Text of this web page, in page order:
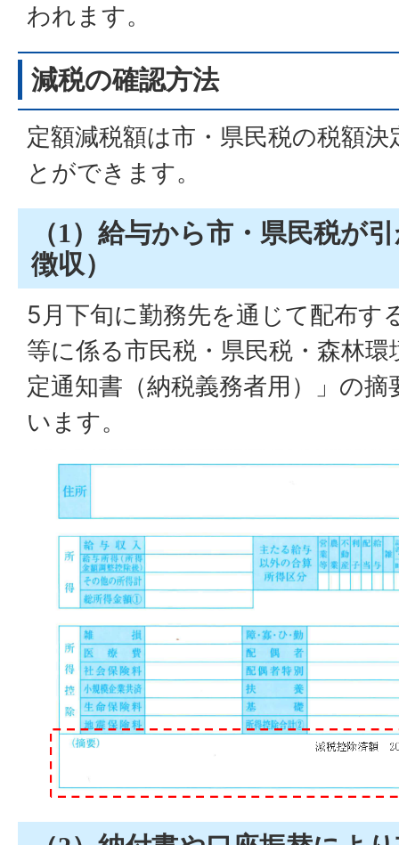
われます。
減税の確認方法
定額減税額は市・県民税の税額
とができます。
（1）給与から市・県民税が
徴収）
5月下旬に勤務先を通じて配布す
等に係る市民税・県民税・森林
定通知書（納税義務者用）」の
います。